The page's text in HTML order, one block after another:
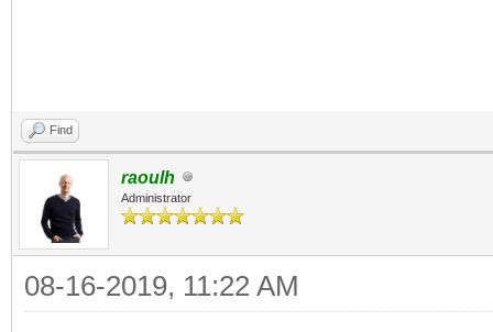
Find
raoulh
Administrator
08-16-2019, 11:22 AM